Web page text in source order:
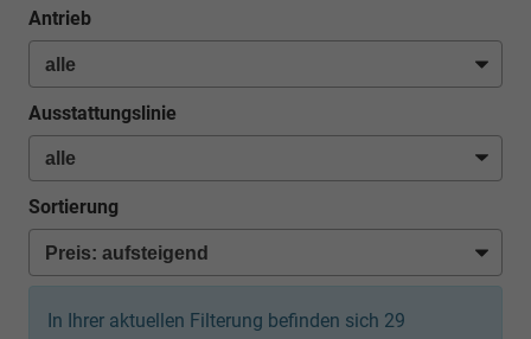
Antrieb
Ausstattungslinie
Sortierung
In Ihrer aktuellen Filterung befinden sich 29